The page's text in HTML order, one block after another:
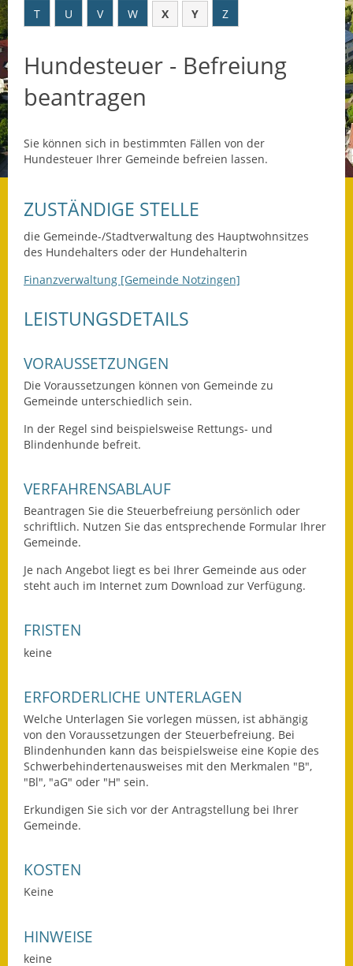
Datenschutz
Datenschutz im
Steueramt
Geschichte und
Gegenwart
Was die Alten noch
wussten!
Wagner-Werkstatt
Informationsbroschüre
Lärmaktionsplan
Leichte Sprache
Infos in Leichter Sprache
Mitteilungsblatt
Notfallplanung
Ortsplan
Schadensmeldung
Umleitungsplan
Ausweichfahrplan
Buslinie 168
T
U V W X Y Z
Hundesteuer - Befreiung
beantragen
Sie können sich in bestimmten Fällen von der
Hundesteuer Ihrer Gemeinde befreien lassen.
ZUSTÄNDIGE STELLE
die Gemeinde-/Stadtverwaltung des Hauptwohnsitzes
des Hundehalters oder der Hundehalterin
Finanzverwaltung [Gemeinde Notzingen]
LEISTUNGSDETAILS
VORAUSSETZUNGEN
Die Voraussetzungen können von Gemeinde zu
Gemeinde unterschiedlich sein.
In der Regel sind beispielsweise Rettungs- und
Blindenhunde befreit.
VERFAHRENSABLAUF
Beantragen Sie die Steuerbefreiung persönlich oder
schriftlich. Nutzen Sie das entsprechende Formular Ihrer
Gemeinde.
Je nach Angebot liegt es bei Ihrer Gemeinde aus oder
steht auch im Internet zum Download zur Verfügung.
FRISTEN
keine
ERFORDERLICHE UNTERLAGEN
Welche Unterlagen Sie vorlegen müssen, ist abhängig
von den Voraussetzungen der Steuerbefreiung. Bei
Blindenhunden kann das beispielsweise eine Kopie des
Schwerbehindertenausweises mit den Merkmalen "B",
"Bl", "aG" oder "H" sein.
Erkundigen Sie sich vor der Antragstellung bei Ihrer
Gemeinde.
KOSTEN
Keine
HINWEISE
keine